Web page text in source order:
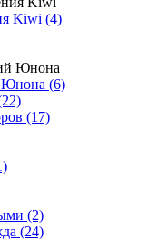
Kiwi (4)
Юнона (6)
(17)
(2)
(24)